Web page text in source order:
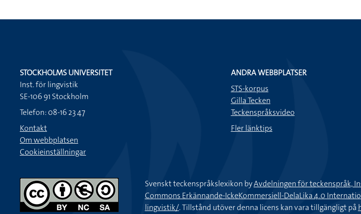
STOCKHOLMS UNIVERSITET
Inst. för lingvistik
SE-106 91 Stockholm
Telefon: 08-16 23 47
Kontakt
Om webbplatsen
Cookieinställningar
ANDRA WEBBPLATSER
STS-korpus
Gilla Tecken
Teckenspråksvideo
Fler länktips
Svenskt teckenspråkslexikon byAvdelningen för teckenspråk,
Commons Erkännande-IckeKommersiell-DelaLika 4.0
lingvistik/. Tillstånd utöver denna licens kan vara tillgängligt på